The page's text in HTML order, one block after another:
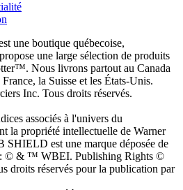
une boutique québecoise,
une large sélection de produits
Nous livrons partout au Canada
la Suisse et les États-Unis.
Inc. Tous droits réservés.
associés à l'univers du
propriété intellectuelle de Warner
SHIELD est une marque déposée de
© & ™ WBEI. Publishing Rights ©
droits réservés pour la publication par